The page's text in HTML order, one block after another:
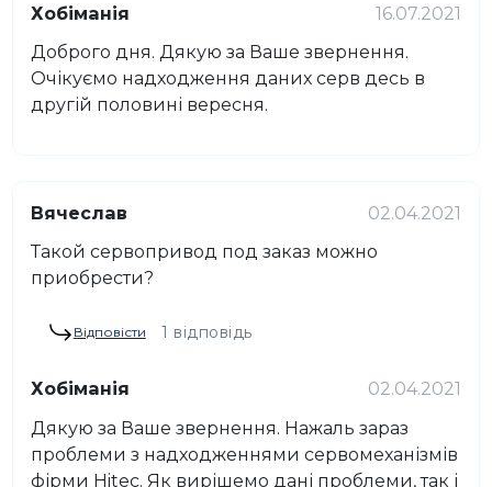
Хобіманія
16.07.2021
Доброго дня. Дякую за Ваше звернення.
Очікуємо надходження даних серв десь в
другій половині вересня.
Вячеслав
02.04.2021
Такой сервопривод под заказ можно
приобрести?
Відповісти 1 відповідь
Хобіманія
02.04.2021
Дякую за Ваше звернення. Нажаль зараз
проблеми з надходженнями сервомеханізмів
фірми Hitec. Як вирішемо дані проблеми, так і